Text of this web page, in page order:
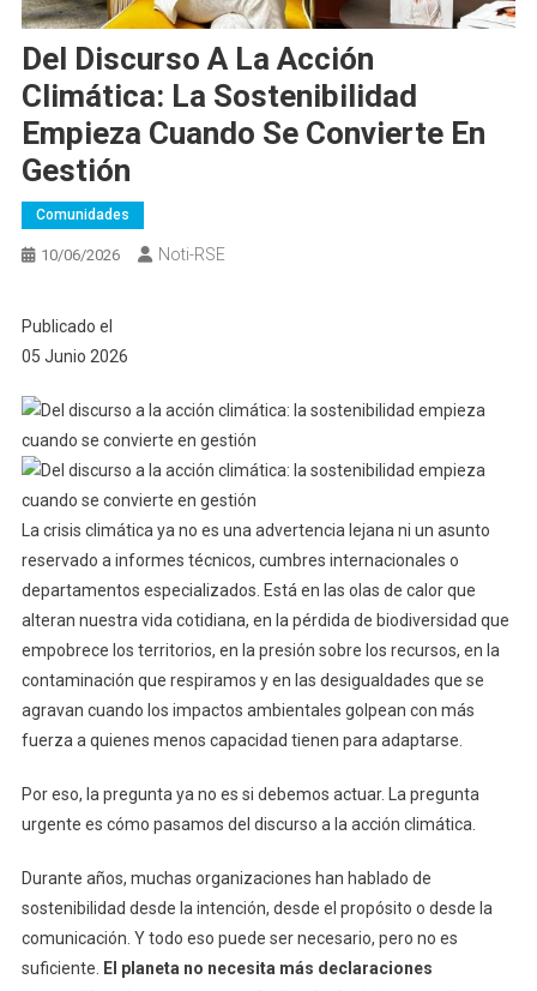
Del Discurso A La Acción
Climática: La Sostenibilidad
Empieza Cuando Se Convierte En
Gestión
Comunidades
10/06/2026 Noti-RSE
Publicado el
05 Junio 2026
La crisis climática ya no es una advertencia lejana ni un asunto
reservado a informes técnicos, cumbres internacionales o
departamentos especializados. Está en las olas de calor que
alteran nuestra vida cotidiana, en la pérdida de biodiversidad que
empobrece los territorios, en la presión sobre los recursos, en la
contaminación que respiramos y en las desigualdades que se
agravan cuando los impactos ambientales golpean con más
fuerza a quienes menos capacidad tienen para adaptarse.
Por eso, la pregunta ya no es si debemos actuar. La pregunta
urgente es cómo pasamos del discurso a la acción climática.
Durante años, muchas organizaciones han hablado de
sostenibilidad desde la intención, desde el propósito o desde la
comunicación. Y todo eso puede ser necesario, pero no es
suficiente.
El planeta no necesita más declaraciones